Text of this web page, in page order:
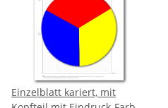
Einzelblatt kariert, mit